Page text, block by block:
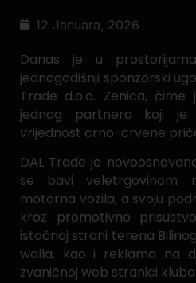
12 Januara, 2026
Danas je u
jednogodišnji sponzorski
Trade d.o.o. Zenica,
jednog partnera koji je
vrijednost crno-crvene
DAL Trade je
se bavi veletrgovinom
motorna vozila, a svoju
kroz promotivno
istočnoj strani terena
walla, kao i reklama na
zvaničnoj web stranici kluba.